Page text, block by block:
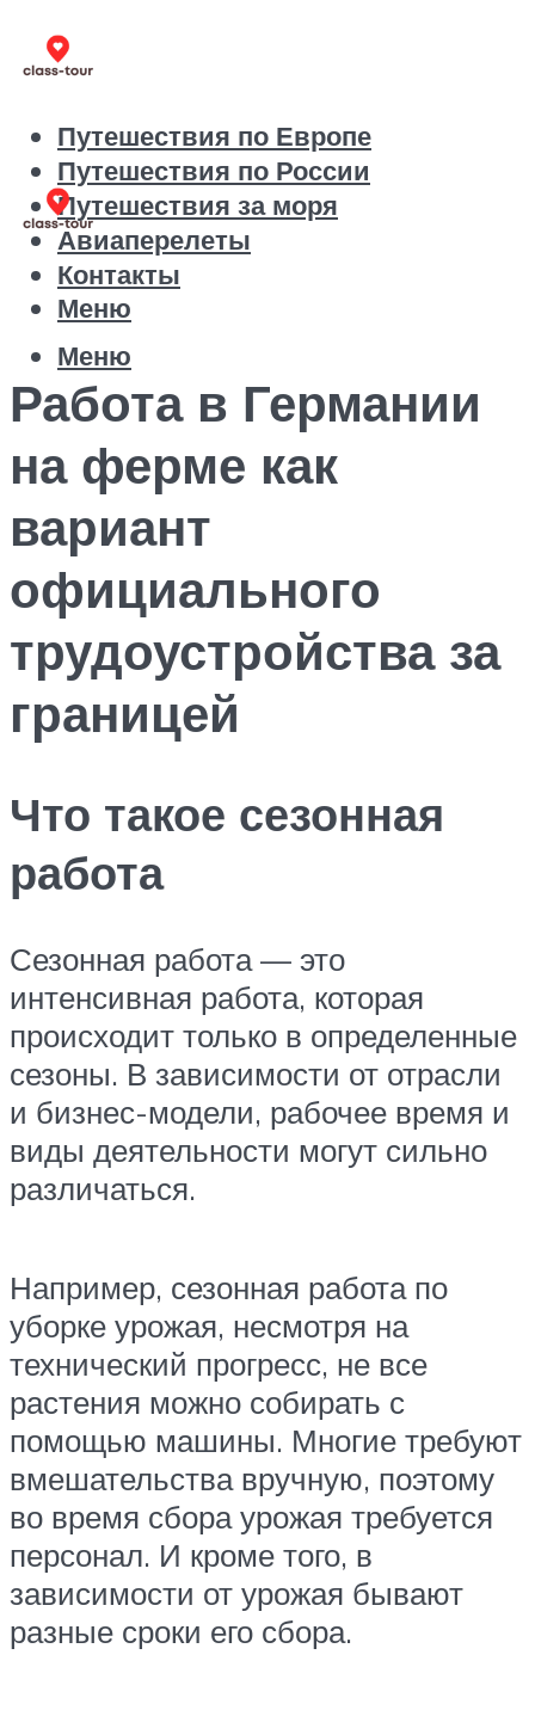
Путешествия по Европе
Путешествия по России
Путешествия за моря
Авиаперелеты
Контакты
Меню
Меню
Работа в Германии
на ферме как
вариант
официального
трудоустройства за
границей
Что такое сезонная
работа
Сезонная работа — это
интенсивная работа, которая
происходит только в определенные
сезоны. В зависимости от отрасли
и бизнес-модели, рабочее время и
виды деятельности могут сильно
различаться.
Например, сезонная работа по
уборке урожая, несмотря на
технический прогресс, не все
растения можно собирать с
помощью машины. Многие требуют
вмешательства вручную, поэтому
во время сбора урожая требуется
персонал. И кроме того, в
зависимости от урожая бывают
разные сроки его сбора.